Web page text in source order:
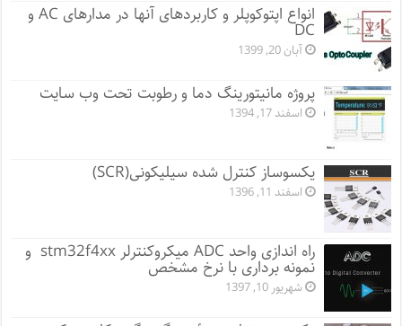
انواع اپتوکوپلر و کاربردهای آنها در مدارهای AC و
DC
آبان 20, 1399
پروژه مانيتورينگ دما و رطوبت تحت وب سایت
اسفند 17, 1394
یکسوساز کنترل شده سیلیکونی(SCR)
اسفند 11, 1396
راه اندازی واحد ADC میکروکنترلر stm32f4xx و
نمونه برداری با نرخ مشخص
شهریور 10, 1397